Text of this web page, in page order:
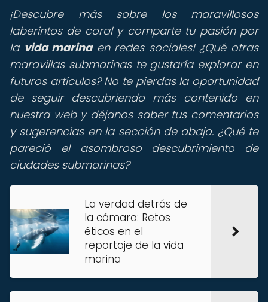
¡Descubre más sobre los maravillosos
laberintos de coral y comparte tu pasión por
la vida marinaen redes sociales! ¿Qué otras
maravillas submarinas te gustaría explorar en
futuros artículos? No te pierdas la oportunidad
de seguir descubriendo más contenido en
nuestra web y déjanos saber tus comentarios
y sugerencias en la sección de abajo. ¿Qué te
pareció el asombroso descubrimiento de
ciudades submarinas?
La verdad detrás de
la cámara: Retos
éticos en el
reportaje de la vida
marina